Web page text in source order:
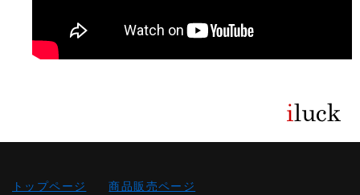
トップページ 商品販売ページ